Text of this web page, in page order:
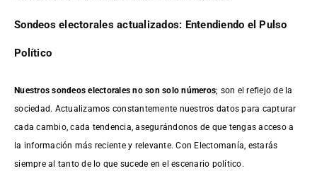
Sondeos electorales actualizados: Entendiendo el Pulso
Político
Nuestros sondeos electorales no son solo números; son el reflejo de la
sociedad. Actualizamos constantemente nuestros datos para capturar
cada cambio, cada tendencia, asegurándonos de que tengas acceso a
la información más reciente y relevante. Con Electomanía, estarás
siempre al tanto de lo que sucede en el escenario político.